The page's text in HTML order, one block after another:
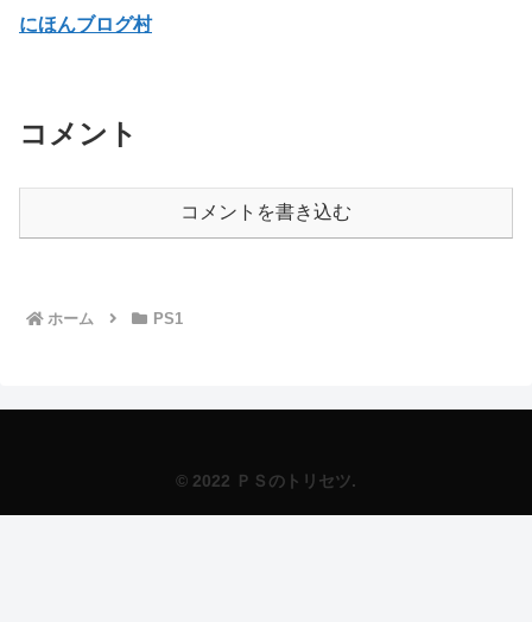
にほんブログ村
コメント
コメントを書き込む
ホーム PS1
© 2022 ＰＳのトリセツ.